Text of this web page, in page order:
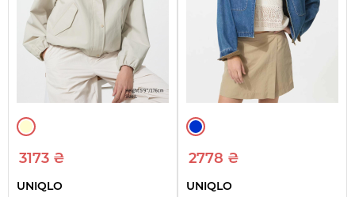
3173 ₴
UNIQLO
2778 ₴
UNIQLO